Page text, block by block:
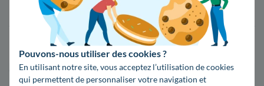
Pouvons-nous utiliser des cookies ?
En utilisant notre site, vous acceptez l’utilisation de cookies
qui permettent de personnaliser votre navigation et
16,400000000000002 c€/kWh
17,83 c€/kWh
*Prix TTC pour un forfait base d’une puissance de 6 kVA